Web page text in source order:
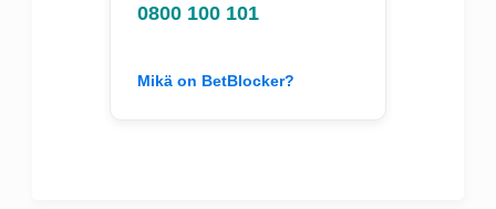
0800 100 101
Mikä on BetBlocker?